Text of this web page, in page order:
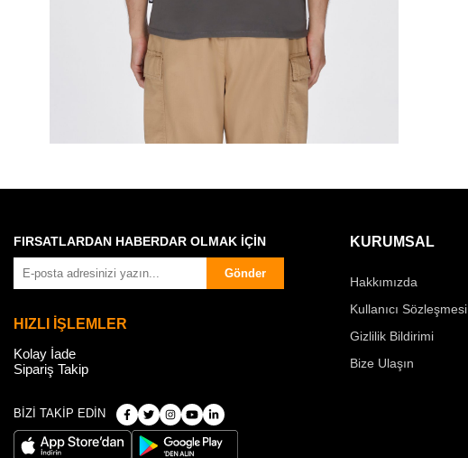
FIRSATLARDAN HABERDAR OLMAK İÇİN
Gönder
HIZLI İŞLEMLER
Kolay İade
Sipariş Takip
BİZİ TAKİP EDİN
KURUMSAL
Hakkımızda
Kullanıcı Sözleşmesi
Gizlilik Bildirimi
Bize Ulaşın